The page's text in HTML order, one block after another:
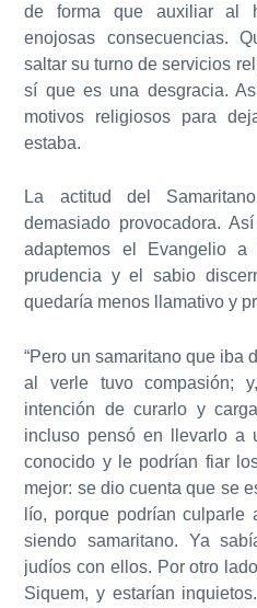
de forma que auxiliar al
enojosas consecuencias.
saltar su turno de servicios
sí que es una desgracia.
motivos religiosos para
estaba.
La actitud del
demasiado provocadora.
adaptemos el Evangelio
prudencia y el sabio
quedaría menos llamativo y
“Pero un samaritano que iba
al verle tuvo compasión;
intención de curarlo y
incluso pensó en llevarlo a
conocido y le podrían fiar
mejor: se dio cuenta que se
lío, porque podrían
siendo samaritano. Ya
judíos con ellos. Por otro
Siquem, y estarían